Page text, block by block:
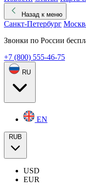
Назад к меню
Санкт-Петербург
Звонки по России
+7 (800) 555-46-75
RU
EN
RUB
USD
EUR